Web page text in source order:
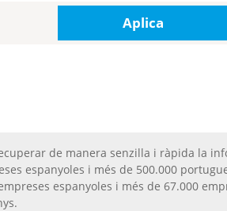
Aplica
de manera senzilla i ràpida la
espanyoles i més de 500.000
espanyoles i més de 67.000